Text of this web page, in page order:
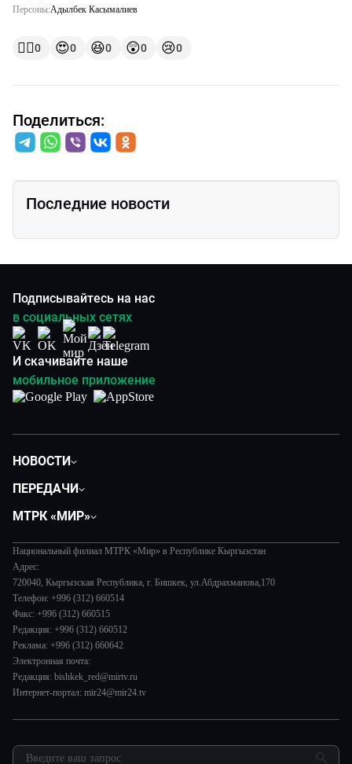
Персоны:Адылбек Касымалиев
👍🏻0 😍0 😆0 😲0 😢0
Поделиться:
Последние новости
Подписывайтесь на нас
в социальных сетях
И скачивайте наше
мобильное приложение
НОВОСТИ
Экономика
Происшествия
Наука и технологии
Спорт
Культура
ПЕРЕДАЧИ
Вместе выгодно
Евразия. Культурно
Евразия. Регионы
Наши иностранцы
Пять причин поехать в...
Сделано в Содружестве
МТРК «МИР»
История
Руководство
Лица мира
Пресса о нас
Карьера
Реклама
Национальный филиал МТРК «Мир» в Республике Кыргызстан
Адрес:
720040, Кыргызская Республика, г. Бишкек, ул.Абдрахманова,170
Телефон: +996 (312) 660514
Факс: +996 (312) 660515
Редакция: +996 (312) 660512
Реклама: +996 (312) 660642
Электронная почта:
Редакция: bishkek_red@mirtv.ru
Интернет-портал: mir24@mir24.tv